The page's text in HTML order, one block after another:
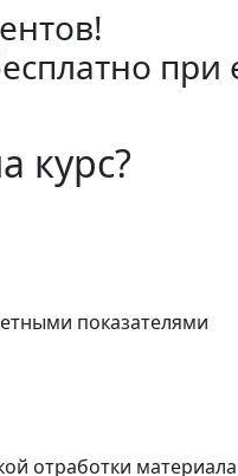
курс?
показателями
отработки